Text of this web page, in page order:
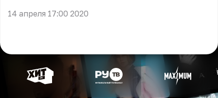
14 апреля 17:00 2020